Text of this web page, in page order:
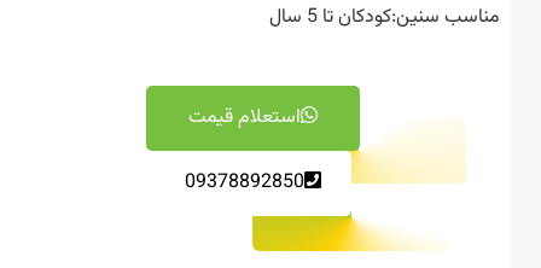
سنین:کودکان تا 5 سال
استعلام قیمت
09378892850